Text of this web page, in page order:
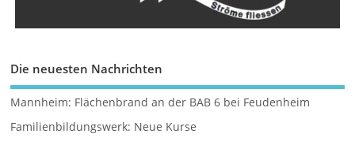
Die neuesten Nachrichten
Mannheim: Flächenbrand an der BAB 6 bei Feudenheim
Familienbildungswerk: Neue Kurse